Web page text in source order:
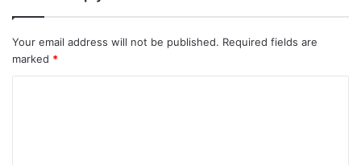
Your email address will not be published. Required fields are
marked *